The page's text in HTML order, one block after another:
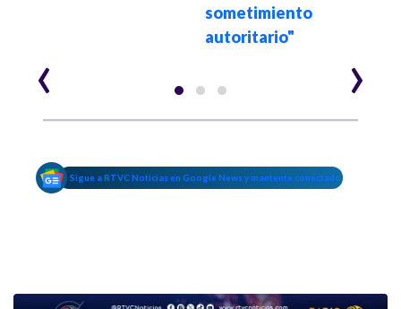
sometimiento
autoritario"
‹ ›
Sigue a RTVC Noticias en Google News y mantente conectado